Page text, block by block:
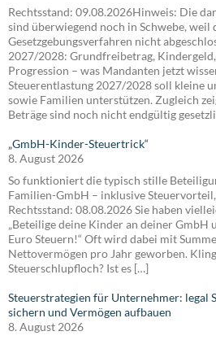
Rechtsstand: 09.08.2026Hinweis: Die
sind überwiegend noch in Schwebe, weil
Gesetzgebungsverfahren nicht
2027/2028: Grundfreibetrag,
Progression – was Mandanten jetzt
Steuerentlastung 2027/2028 soll kleine
sowie Familien unterstützen. Zugleich
Beträge sind noch nicht endgültig
„GmbH-Kinder-Steuertrick“
8. August 2026
So funktioniert die typisch stille
Familien-GmbH – inklusive
Rechtsstand: 08.08.2026 Sie haben
„Beteilige deine Kinder an deiner GmbH
Euro Steuern!“ Oft wird dabei mit
Nettovermögen pro Jahr geworben.
Steuerschlupfloch? Ist es […]
Steuerstrategien für Unternehmer: legal
sichern und Vermögen aufbauen
8. August 2026